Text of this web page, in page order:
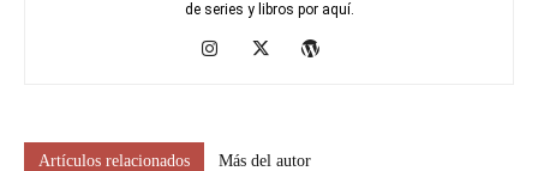
de series y libros por aquí.
Artículos relacionados Más del autor